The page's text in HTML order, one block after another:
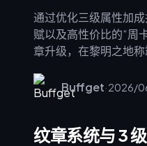
通过优化三级属性加
赋以及高性价比的“周
章升级，在黎明之地称
Buffget·2026/
纹章系统与 3